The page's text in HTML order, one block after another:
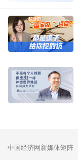
中国经济网新媒体矩阵